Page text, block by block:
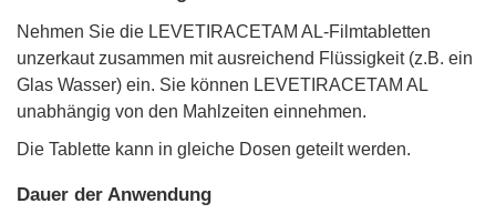
Nehmen Sie die LEVETIRACETAM AL-Filmtabletten
unzerkaut zusammen mit ausreichend Flüssigkeit (z.B. ein
Glas Wasser) ein. Sie können LEVETIRACETAM AL
unabhängig von den Mahlzeiten einnehmen.
Die Tablette kann in gleiche Dosen geteilt werden.
Dauer der Anwendung